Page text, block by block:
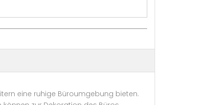
eine ruhige Büroumgebung bieten.